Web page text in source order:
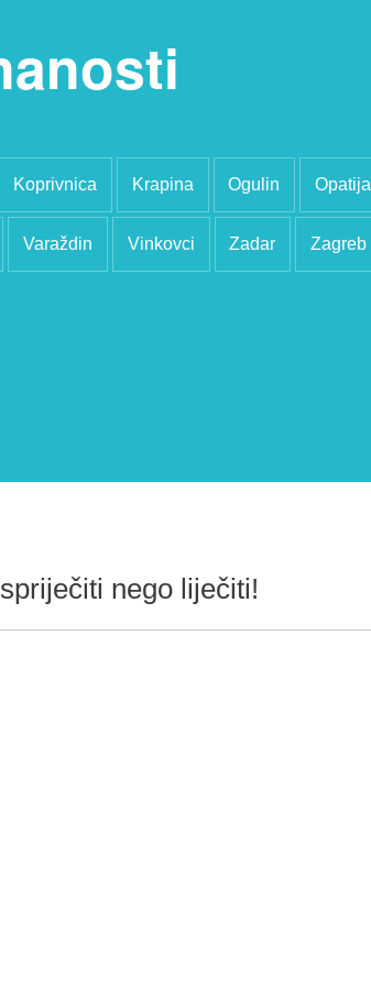
Koprivnica Krapina Ogulin Opatija
Varaždin Vinkovci Zadar Zagreb
nego liječiti!